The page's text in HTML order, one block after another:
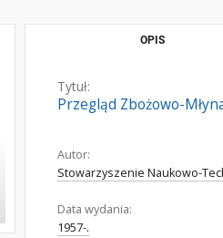
OPIS
Tytuł:
Przegląd Zbożowo-
Autor:
Stowarzyszenie Naukowo-
Data wydania:
1957-.